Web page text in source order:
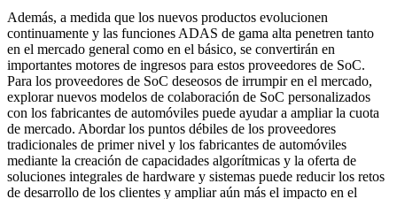
Además, a medida que los nuevos productos evolucionen
continuamente y las funciones ADAS de gama alta penetren tanto
en el mercado general como en el básico, se convertirán en
importantes motores de ingresos para estos proveedores de SoC.
Para los proveedores de SoC deseosos de irrumpir en el mercado,
explorar nuevos modelos de colaboración de SoC personalizados
con los fabricantes de automóviles puede ayudar a ampliar la cuota
de mercado. Abordar los puntos débiles de los proveedores
tradicionales de primer nivel y los fabricantes de automóviles
mediante la creación de capacidades algorítmicas y la oferta de
soluciones integrales de hardware y sistemas puede reducir los retos
de desarrollo de los clientes y ampliar aún más el impacto en el